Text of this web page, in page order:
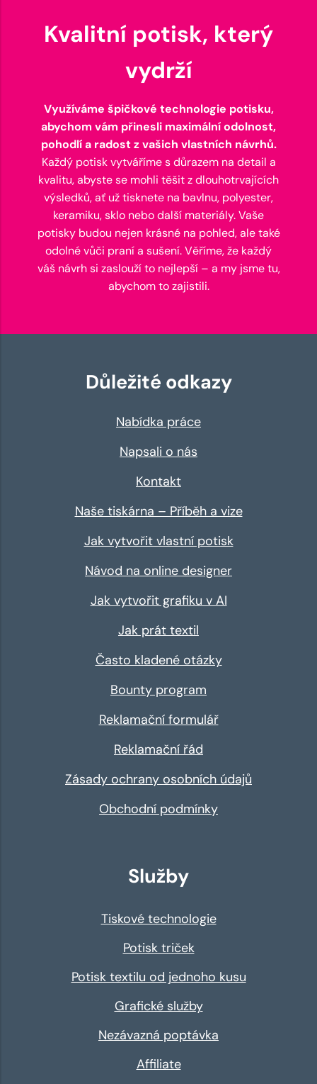
Kvalitní potisk, který
vydrží
Využíváme špičkové technologie potisku,
abychom vám přinesli maximální odolnost,
pohodlí a radost z vašich vlastních návrhů.
Každý potisk vytváříme s důrazem na detail a
kvalitu, abyste se mohli těšit z dlouhotrvajících
výsledků, ať už tisknete na bavlnu, polyester,
keramiku, sklo nebo další materiály. Vaše
potisky budou nejen krásné na pohled, ale také
odolné vůči praní a sušení. Věříme, že každý
váš návrh si zaslouží to nejlepší – a my jsme tu,
abychom to zajistili.
Důležité odkazy
Nabídka práce
Napsali o nás
Kontakt
Naše tiskárna – Příběh a vize
Jak vytvořit vlastní potisk
Návod na online designer
Jak vytvořit grafiku v AI
Jak prát textil
Často kladené otázky
Bounty program
Reklamační formulář
Reklamační řád
Zásady ochrany osobních údajů
Obchodní podmínky
Služby
Tiskové technologie
Potisk triček
Potisk textilu od jednoho kusu
Grafické služby
Nezávazná poptávka
Affiliate